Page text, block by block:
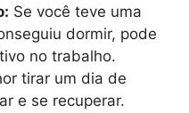
Se você teve uma
dormir, pode
no trabalho.
tirar um dia de
e se recuperar.